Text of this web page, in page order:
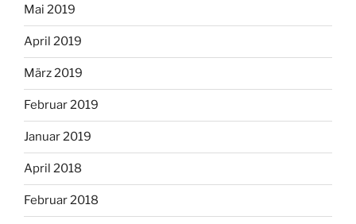
Mai 2019
April 2019
März 2019
Februar 2019
Januar 2019
April 2018
Februar 2018